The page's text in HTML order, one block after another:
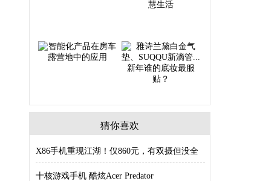
猜你喜欢
X86手机重现江湖！仅860元，有双摄但没全
十核游戏手机 酷炫Acer Predator